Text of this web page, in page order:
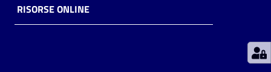
Decentrate
RISORSE ONLINE